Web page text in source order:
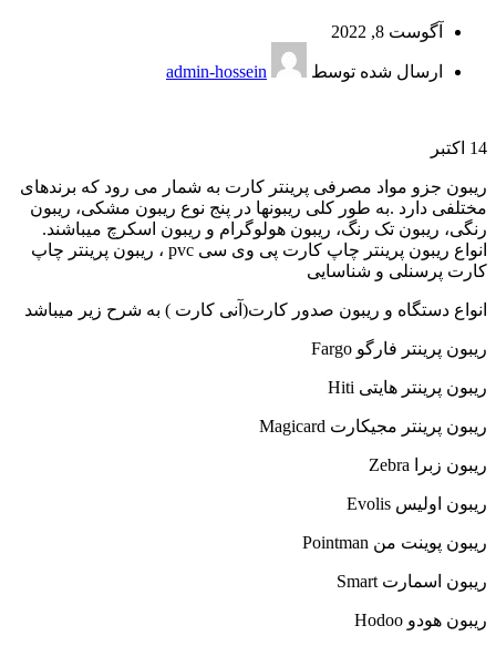
آگوست 8, 2022
ارسال شده توسط admin-hossein
14 اکتبر
ریبون جزو مواد مصرفی پرینتر کارت به شمار می رود که برندهای
مختلفی دارد .به طور کلی ریبونها در پنج نوع ریبون مشکی، ریبون
رنگی، ریبون تک رنگ، ریبون هولوگرام و ریبون اسکرچ میباشند.
انواع ریبون پرینتر چاپ کارت پی وی سی pvc ، ریبون پرینتر چاپ
کارت پرسنلی و شناسایی
انواع دستگاه و ریبون صدور کارت(آنی کارت ) به شرح زیر میباشد
ریبون پرینتر فارگو Fargo
ریبون پرینتر هایتی Hiti
ریبون پرینتر مجیکارت Magicard
ریبون زبرا Zebra
ریبون اولیس Evolis
ریبون پوینت من Pointman
ریبون اسمارت Smart
ریبون هودو Hodoo